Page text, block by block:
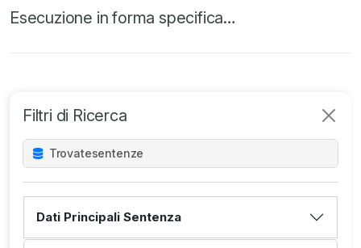
Esecuzione in forma specifica…
Filtri di Ricerca
Trovatesentenze
Dati Principali Sentenza